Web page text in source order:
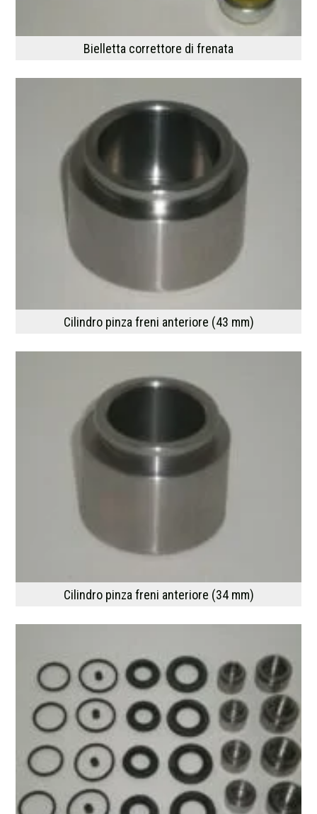
Bielletta correttore di frenata
Cilindro pinza freni anteriore (43 mm)
Cilindro pinza freni anteriore (34 mm)